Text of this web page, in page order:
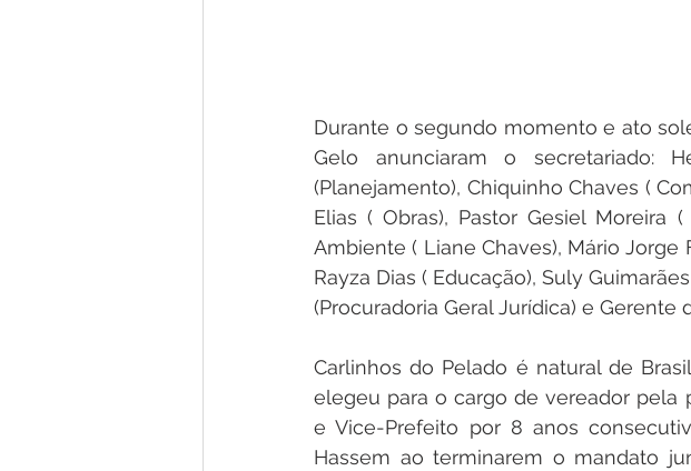
Durante o segundo momento e ato
Gelo anunciaram o secretariado:
(Planejamento), Chiquinho Chaves (
Elias ( Obras), Pastor Gesiel Moreira
Ambiente ( Liane Chaves), Mário Jorge
Rayza Dias ( Educação), Suly
(Procuradoria Geral Jurídica) e Gerente
Carlinhos do Pelado é natural de
elegeu para o cargo de vereador pela
e Vice-Prefeito por 8 anos
Hassem ao terminarem o mandato